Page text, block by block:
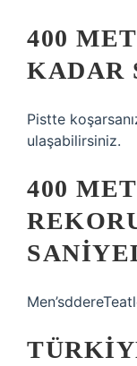
400
KADAR
Pistte
ulaşabilirsiniz.
400